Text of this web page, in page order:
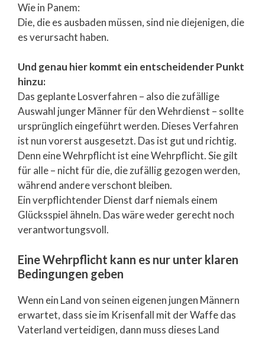
Wie in Panem:
Die, die es ausbaden müssen, sind nie diejenigen, die
es verursacht haben.
Und genau hier kommt ein entscheidender Punkt
hinzu:
Das geplante Losverfahren – also die zufällige
Auswahl junger Männer für den Wehrdienst – sollte
ursprünglich eingeführt werden. Dieses Verfahren
ist nun vorerst ausgesetzt. Das ist gut und richtig.
Denn eine Wehrpflicht ist eine Wehrpflicht. Sie gilt
für alle – nicht für die, die zufällig gezogen werden,
während andere verschont bleiben.
Ein verpflichtender Dienst darf niemals einem
Glücksspiel ähneln. Das wäre weder gerecht noch
verantwortungsvoll.
Eine Wehrpflicht kann es nur unter klaren
Bedingungen geben
Wenn ein Land von seinen eigenen jungen Männern
erwartet, dass sie im Krisenfall mit der Waffe das
Vaterland verteidigen, dann muss dieses Land